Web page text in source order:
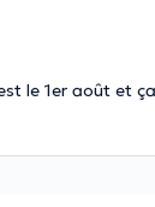
le 1er août et